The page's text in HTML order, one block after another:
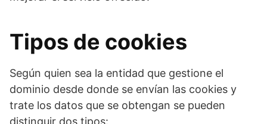
Tipos de cookies
Según quien sea la entidad que gestione el
dominio desde donde se envían las cookies y
trate los datos que se obtengan se pueden
distinguir dos tipos: